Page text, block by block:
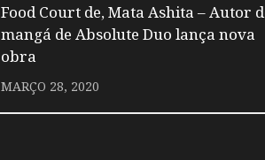
Food Court de, Mata Ashita – Autor
mangá de Absolute Duo lança nova
obra
MARÇO 28, 2020